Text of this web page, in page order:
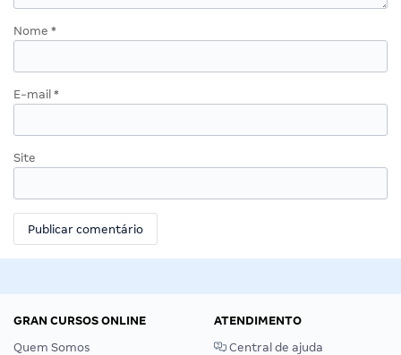
Nome *
E-mail *
Site
GRAN CURSOS ONLINE
Quem Somos
ATENDIMENTO
Central de ajuda